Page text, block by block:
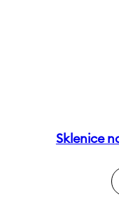
Sklenice